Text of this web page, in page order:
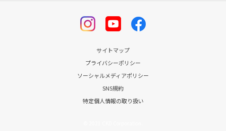
サイトマップ
プライバシーポリシー
ソーシャルメディアポリシー
SNS規約
特定個人情報の取り扱い